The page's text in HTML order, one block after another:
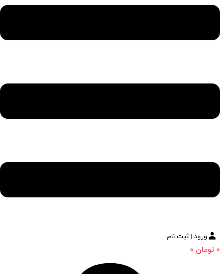
ورود | ثبت نام
0 تومان 0